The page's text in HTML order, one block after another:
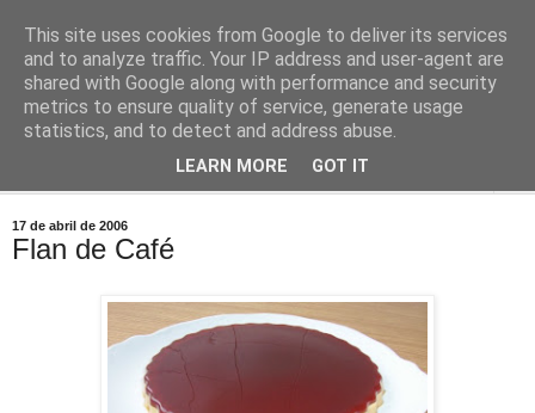
Comoju
La Cocina del Día a Día y el día a día de la Gastronomía
17 de abril de 2006
Flan de Café
This site uses cookies from Google to deliver its services
and to analyze traffic. Your IP address and user-agent are
shared with Google along with performance and security
metrics to ensure quality of service, generate usage
statistics, and to detect and address abuse.
LEARN MORE GOT IT